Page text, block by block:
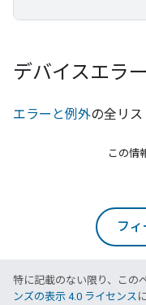
デバイスエラー
エラーと例外の全リス
この情
フ
特に記載のない限り、この
ンズの表示 4.0 ライセンス